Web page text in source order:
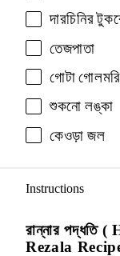
দারচিনির
তেজপাতা
গোটা
শুকনো লঙ্কা
কেওড়া জল
Instructions
রান্নার
Rezala